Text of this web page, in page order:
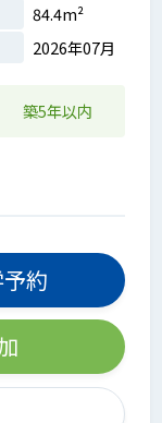
84.4m²
2026年07月
築5年以内
予約